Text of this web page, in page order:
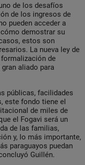
de los desafíos
de los ingresos de
pueden acceder a
demostrar su
estos son
La nueva ley de
de
aliado para
públicas, facilidades
este fondo tiene el
de miles de
el Fogavi será un
de las familias,
y, lo más importante,
paraguayos puedan
Guillén.